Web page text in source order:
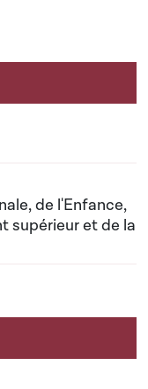
de l'Enfance,
supérieur et de la